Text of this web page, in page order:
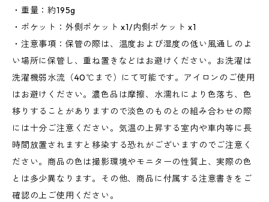
・重量：約195g
・ポケット：外側ポケット x1/内側ポケット x1
・注意事項：保管の際は、温度および湿度の低い風通しのよ
い場所に保管し、重ね置きなどはお避けください。お洗濯は
洗濯機弱水流（40℃まで）にて可能です。アイロンのご使用
はお避けください。濃色品は摩擦、水濡れにより色落ち、色
移りすることがありますので淡色のものとの組み合わせの際
には十分ご注意ください。気温の上昇する室内や車内等に長
時間放置されますと移染する恐れがございますのでご注意く
ださい。商品の色は撮影環境やモニターの性質上、実際の色
とは多少異なります。その他、商品に付属する注意書きをご
確認の上ご使用ください。